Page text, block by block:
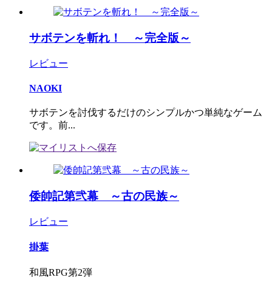
サボテンを斬れ！ ～完全版～
レビュー
NAOKI
サボテンを討伐するだけのシンプルかつ単純なゲーム
です。前...
倭帥記第弐幕 ～古の民族～
レビュー
掛葉
和風RPG第2弾